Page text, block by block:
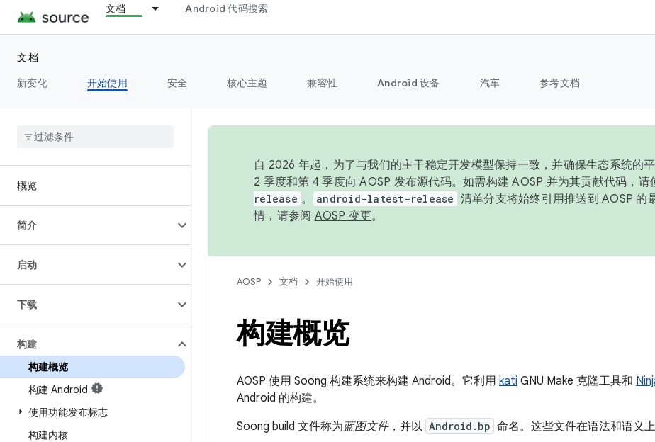
文档 Android 代码搜索
文档
新变化
开始使用 安全 核心主题 兼容性 Android 设备 汽车 参考文档
概览
简介
启动
下载
构建
构建概览
构建 Android
使用功能发布标志
构建内核
自 2026 年起，为了与我们的主干稳定开发模型保持一致，并确保生态系统的
2 季度和第 4 季度向 AOSP 发布源代码。如需构建 AOSP 并为其贡献代码，请
release 。 android-latest-release 清单分支将始终引用推送到 AOSP 的
情，请参阅 AOSP 变更。
AOSP 文档 开始使用
构建概览
AOSP 使用 Soong 构建系统来构建 Android。它利用 kati GNU Make 克隆工具和
Android 的构建。
Soong build 文件称为蓝图文件，并以 Android.bp 命名。这些文件在语法和语义